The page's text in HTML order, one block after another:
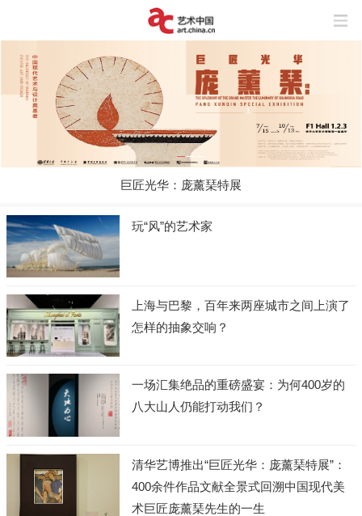
巨匠光华：庞薰琹特展
玩“风”的艺术家
上海与巴黎，百年来两座城市之间上演了
怎样的抽象交响？
一场汇集绝品的重磅盛宴：为何400岁的
八大山人仍能打动我们？
清华艺博推出“巨匠光华：庞薰琹特展”：
400余件作品文献全景式回溯中国现代美
术巨匠庞薰琹先生的一生